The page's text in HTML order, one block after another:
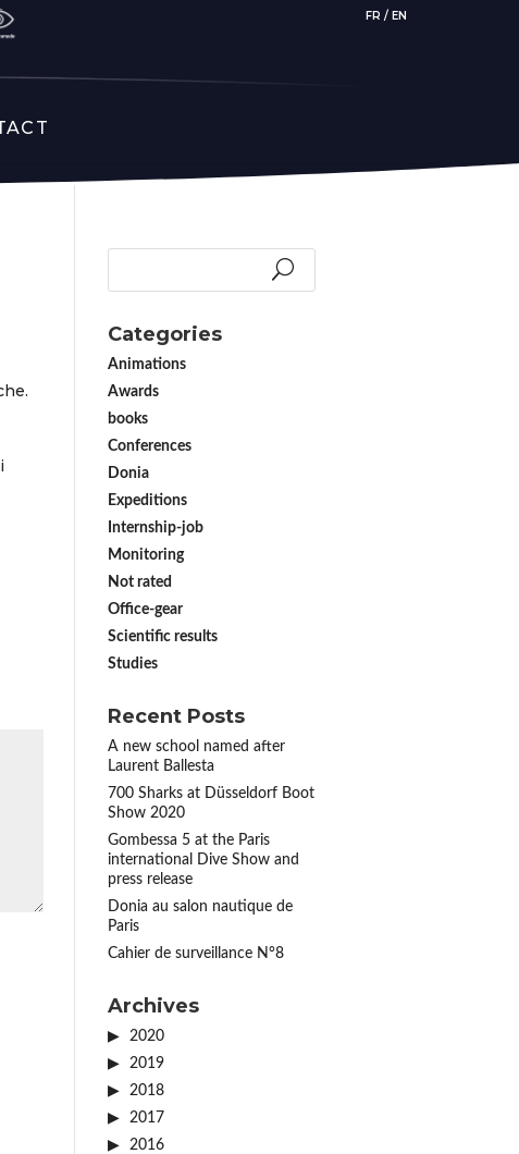
FR / EN
Categories
Animations
Awards
books
Conferences
Donia
Expeditions
Internship-job
Monitoring
Not rated
Office-gear
Scientific results
Studies
Recent Posts
A new school named after
Laurent Ballesta
700 Sharks at Düsseldorf Boot
Show 2020
Gombessa 5 at the Paris
international Dive Show and
press release
Donia au salon nautique de
Paris
Cahier de surveillance N°8
Archives
2020
2019
2018
2017
2016